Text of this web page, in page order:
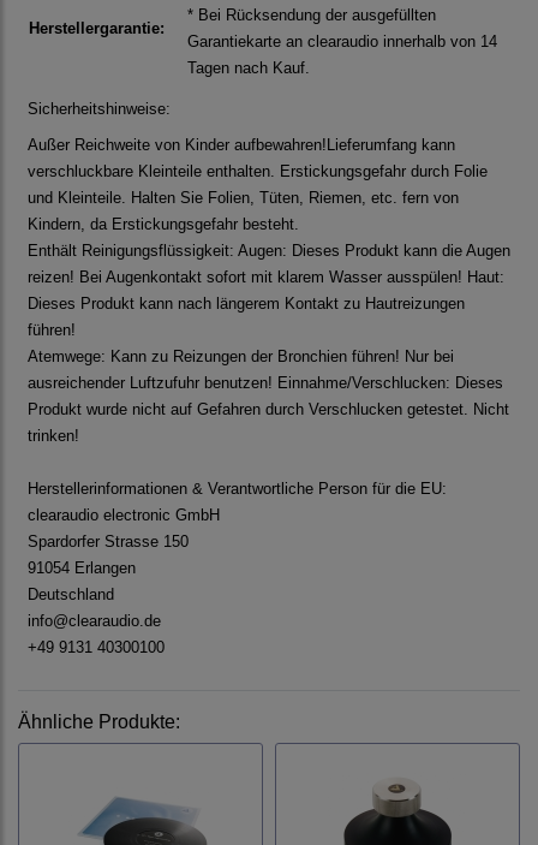
Herstellergarantie:
* Bei Rücksendung der ausgefüllten
Garantiekarte an clearaudio innerhalb von 14
Tagen nach Kauf.
Sicherheitshinweise:
Außer Reichweite von Kinder aufbewahren!Lieferumfang kann
verschluckbare Kleinteile enthalten. Erstickungsgefahr durch Folie
und Kleinteile. Halten Sie Folien, Tüten, Riemen, etc. fern von
Kindern, da Erstickungsgefahr besteht.
Enthält Reinigungsflüssigkeit: Augen: Dieses Produkt kann die Augen
reizen! Bei Augenkontakt sofort mit klarem Wasser ausspülen! Haut:
Dieses Produkt kann nach längerem Kontakt zu Hautreizungen
führen!
Atemwege: Kann zu Reizungen der Bronchien führen! Nur bei
ausreichender Luftzufuhr benutzen! Einnahme/Verschlucken: Dieses
Produkt wurde nicht auf Gefahren durch Verschlucken getestet. Nicht
trinken!
Herstellerinformationen & Verantwortliche Person für die EU:
clearaudio electronic GmbH
Spardorfer Strasse 150
91054 Erlangen
Deutschland
info@clearaudio.de
+49 9131 40300100
Ähnliche Produkte: